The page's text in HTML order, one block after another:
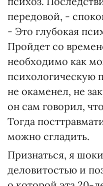
передовой, -
- Это глубокая
Пройдет со
необходимо как
психологическую
не окаменел, не
он сам говорил,
Тогда
можно сгладить.
Признаться, я
деловитостью и